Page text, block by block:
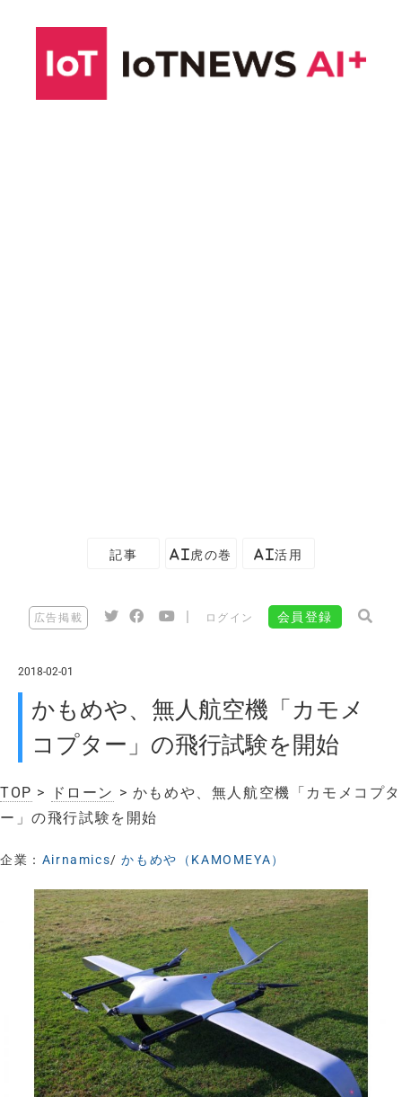
記事 AI虎の巻 AI活用
広告掲載 ログイン 会員登録
2018-02-01
かもめや、無人航空機「カモメ
コプター」の飛行試験を開始
TOP > ドローン > かもめや、無人航空機「カモメコプタ
ー」の飛行試験を開始
企業： Airnamics/かもめや（KAMOMEYA）